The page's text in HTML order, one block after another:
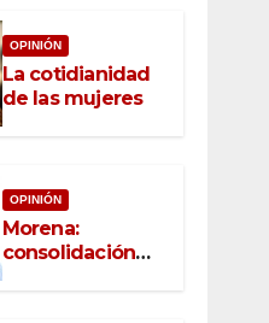
OPINIÓN
La cotidianidad
de las mujeres
OPINIÓN
Morena:
consolidación
con raíz, rumbo